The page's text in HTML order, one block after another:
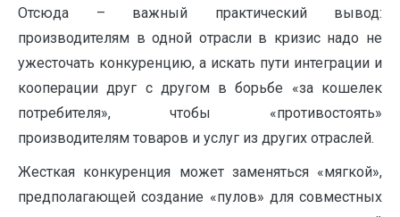
Отсюда – важный практический вывод:
производителям в одной отрасли в кризис надо не
ужесточать конкуренцию, а искать пути интеграции и
кооперации друг с другом в борьбе «за кошелек
потребителя», чтобы «противостоять»
производителям товаров и услуг из других отраслей.
Жесткая конкуренция может заменяться «мягкой»,
предполагающей создание «пулов» для совместных